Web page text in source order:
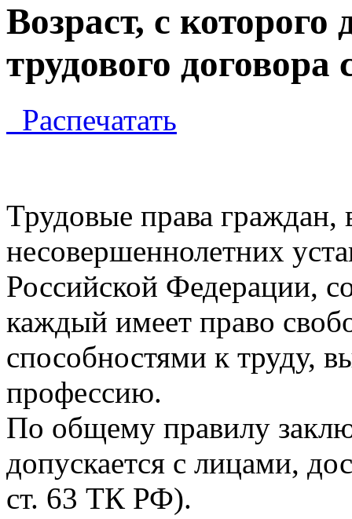
Возраст, с которого
трудового
Распечатать
Трудовые права граждан,
несовершеннолетних
Российской Федерации,
каждый имеет право
способностями к труду,
профессию.
По общему правилу
допускается с лицами,
ст. 63 ТК РФ).